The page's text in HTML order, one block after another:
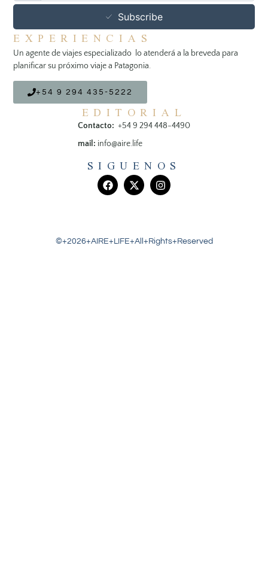
Subscribe
EXPERIENCIAS
Un agente de viajes especializado lo atenderá a la breveda para
planificar su próximo viaje a Patagonia.
+54 9 294 435-5222
EDITORIAL
Contacto: +54 9 294 448-4490
mail: info@aire.life
SIGUENOS
©+2026+AIRE+LIFE+All+Rights+Reserved